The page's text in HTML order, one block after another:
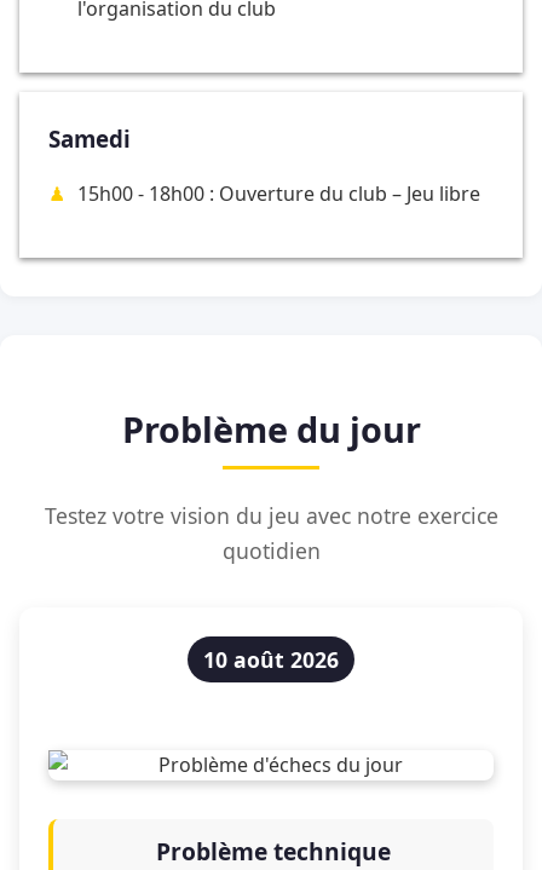
l'organisation du club
Samedi
15h00 - 18h00 : Ouverture du club – Jeu libre
Problème du jour
Testez votre vision du jeu avec notre exercice
quotidien
10 août 2026
Problème technique